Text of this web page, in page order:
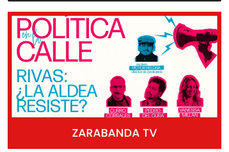
ZARABANDA TV